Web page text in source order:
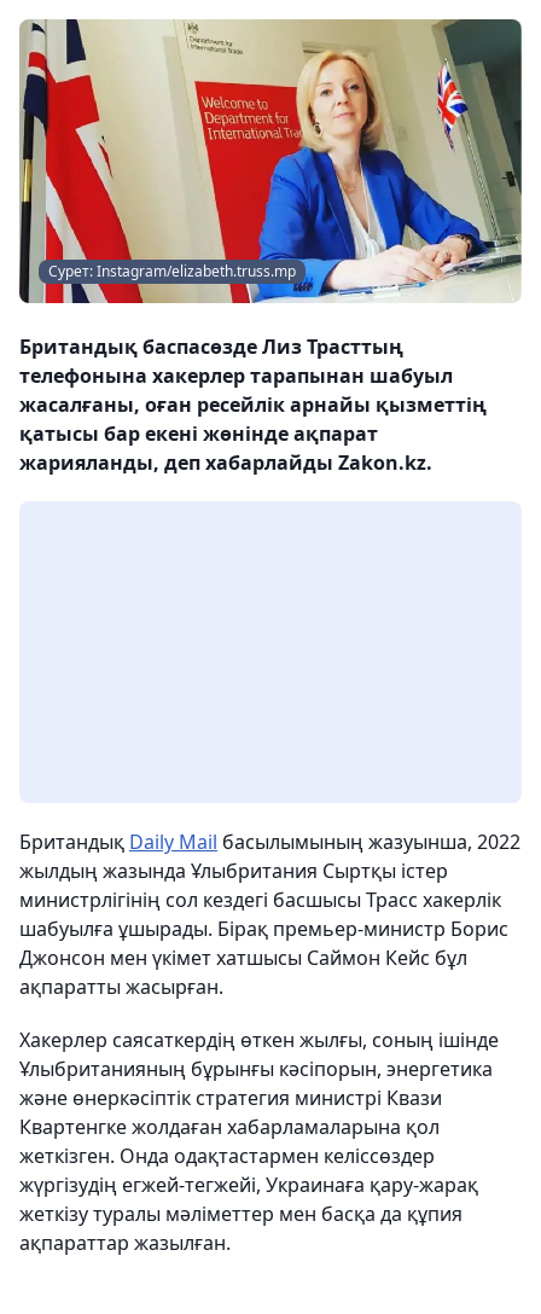
Сурет: Instagram/elizabeth.truss.mp
Британдық баспасөзде Лиз Трасттың
телефонына хакерлер тарапынан шабуыл
жасалғаны, оған ресейлік арнайы қызметтің
қатысы бар екені жөнінде ақпарат
жарияланды, деп хабарлайды Zakon.kz.
Британдық Daily Mail басылымының жазуынша, 2022
жылдың жазында Ұлыбритания Сыртқы істер
министрлігінің сол кездегі басшысы Трасс хакерлік
шабуылға ұшырады. Бірақ премьер-министр Борис
Джонсон мен үкімет хатшысы Саймон Кейс бұл
ақпаратты жасырған.
Хакерлер саясаткердің өткен жылғы, соның ішінде
Ұлыбританияның бұрынғы кәсіпорын, энергетика
және өнеркәсіптік стратегия министрі Квази
Квартенгке жолдаған хабарламаларына қол
жеткізген. Онда одақтастармен келіссөздер
жүргізудің егжей-тегжейі, Украинаға қару-жарақ
жеткізу туралы мәліметтер мен басқа да құпия
ақпараттар жазылған.